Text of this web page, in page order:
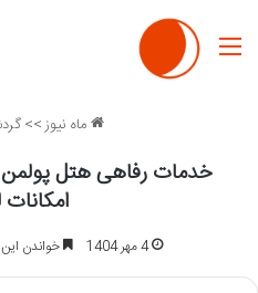
منو
ماه نیوز>>
خدمات رفاهی هتل پولمن
4 مهر 1404 خواندن این مطلب 15